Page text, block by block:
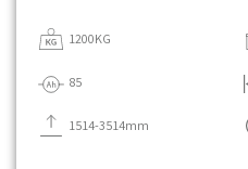
1200KG
85
1514-3514mm